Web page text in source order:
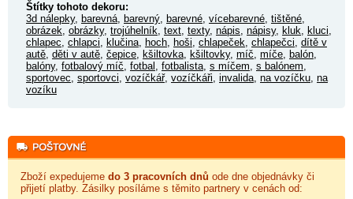
Štítky tohoto dekoru:
3d nálepky, barevná, barevný, barevné, vícebarevné, tištěné,
obrázek, obrázky, trojúhelník, text, texty, nápis, nápisy, kluk, kluci,
chlapec, chlapci, klučina, hoch, hoši, chlapeček, chlapečci, dítě v
autě, děti v autě, čepice, kšiltovka, kšiltovky, míč, míče, balón,
balóny, fotbalový míč, fotbal , fotbalista, s míčem, s balónem,
sportovec, sportovci, vozíčkář, vozíčkáři, invalida, na vozíčku, na
vozíku
Zboží expedujeme do 3 pracovních dnů ode dne objednávky či
přijetí platby. Zásilky posíláme s těmito partnery v cenách od: